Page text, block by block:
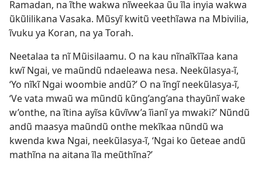
Ramadan, na ĩthe wakwa nĩweekaa ũu ĩla inyia wakwa
ũkũlilikana Vasaka. Mũsyĩ kwitũ veethĩawa na Mbivilia,
ĩvuku ya Koran, na ya Torah.
Neetalaa ta nĩ Mũisilaamu. O na kau nĩnaĩkĩĩaa kana
kwĩ Ngai, ve maũndũ ndaeleawa nesa. Neekũlasya-ĩ,
‘Yo nĩkĩ Ngai woombie andũ?’ O na ĩngĩ neekũlasya-ĩ,
‘Ve vata mwaũ wa mũndũ kũng’ang’ana thayũnĩ wake
w’onthe, na ĩtina ayĩsa kũvĩvw’a ĩianĩ ya mwaki?’ Nũndũ
andũ maasya maũndũ onthe mekĩkaa nũndũ wa
kwenda kwa Ngai, neekũlasya-ĩ, ‘Ngai ko ũeteae andũ
mathĩna na aitana ĩla meũthĩna?’